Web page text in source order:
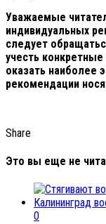
Уважаемые
индивидуальных
следует
учесть
оказать наиболее
рекомендации
Share
Это вы еще не
0